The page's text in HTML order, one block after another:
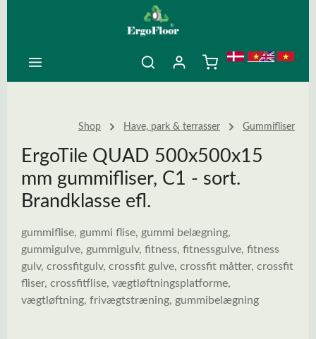
Shop Have, park & terrasser Gummifliser
ErgoTile QUAD 500x500x15
mm gummifliser, C1 - sort.
Brandklasse efl.
gummiflise, gummi flise, gummi belægning,
gummigulve, gummigulv, fitness, fitnessgulve, fitness
gulv, crossfitgulv, crossfit gulve, crossfit måtter, crossfit
fliser, crossfitflise, vægtløftningsplatforme,
vægtløftning, frivægtstræning, gummibelægning